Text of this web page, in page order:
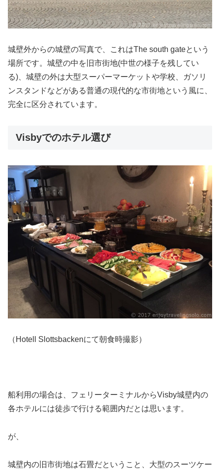
城壁外からの城壁の写真で、これはThe south gateという
場所です。城壁の中を旧市街地(中世の様子を残してい
る)、城壁の外は大型スーパーマーケットや学校、ガソリ
ンスタンドなどがある普通の現代的な市街地という風に、
完全に区分されています。
Visbyでのホテル選び
（Hotell Slottsbackenにて朝食時撮影）
船利用の場合は、フェリーターミナルからVisby城壁内の
各ホテルには徒歩で行ける範囲内だとは思います。
が、
城壁内の旧市街地は石畳だということ、大型のスーツケー